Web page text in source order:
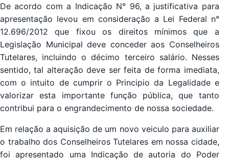
De acordo com a Indicação N° 96, a justificativa para
apresentação levou em consideração a Lei Federal n°
12.696/2012 que fixou os direitos mínimos que a
Legislação Municipal deve conceder aos Conselheiros
Tutelares, incluindo o décimo terceiro salário. Nesses
sentido, tal alteração deve ser feita de forma imediata,
com o intuito de cumprir o Principio da Legalidade e
valorizar esta importante função pública, que tanto
contribui para o engrandecimento de nossa sociedade.
Em relação a aquisição de um novo veiculo para auxiliar
o trabalho dos Conselheiros Tutelares em nossa cidade,
foi apresentado uma Indicação de autoria do Poder